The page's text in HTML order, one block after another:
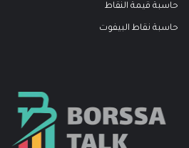
حاسبة قيمة النقاط
حاسبة نقاط البيفوت